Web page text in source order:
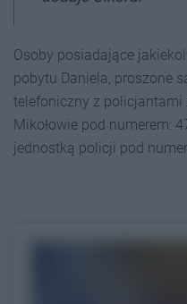
Osoby posiadające
pobytu Daniela, proszone
telefoniczny z
Mikołowie pod numerem:
jednostką policji pod